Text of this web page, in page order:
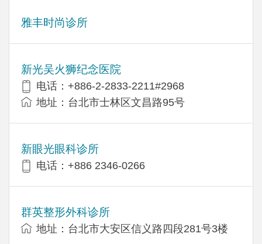
雅丰时尚诊所
新光吴火狮纪念医院
电话：+886-2-2833-2211#2968
地址：台北市士林区文昌路95号
新眼光眼科诊所
电话：+886 2346-0266
群英整形外科诊所
地址：台北市大安区信义路四段281号3楼